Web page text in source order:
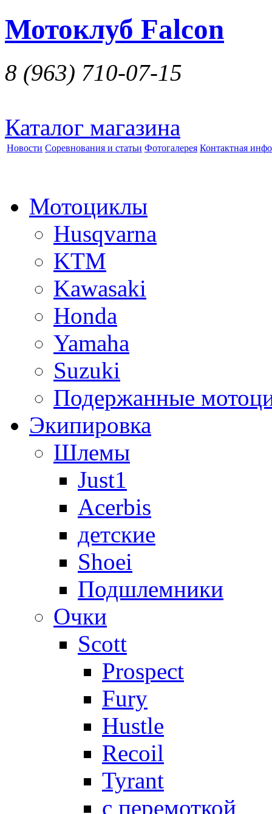
Мотоклуб Falcon
8 (963) 710-07-15
Каталог магазина
Новости Соревнования и статьи Фотогалерея Контактная
Мотоциклы
Husqvarna
KTM
Kawasaki
Honda
Yamaha
Suzuki
Подержанные
Экипировка
Шлемы
Just1
Acerbis
детские
Shoei
Подшлемники
Очки
Scott
Prospect
Fury
Hustle
Recoil
Tyrant
с перемоткой